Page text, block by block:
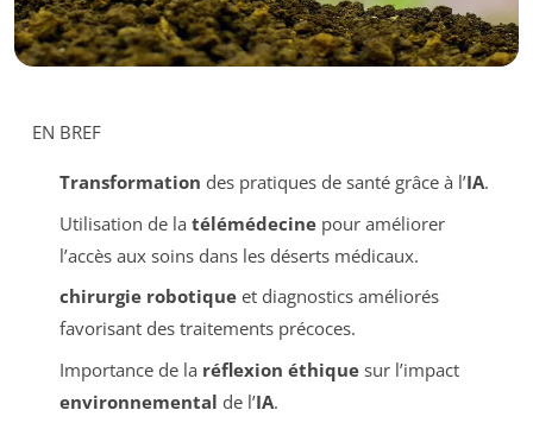
EN BREF
Transformation des pratiques de santé grâce à l’IA.
Utilisation de la télémédecinepour améliorer
l’accès aux soins dans les déserts médicaux.
chirurgie robotiqueet diagnostics améliorés
favorisant des traitements précoces.
Importance de la réflexion éthiquesur l’impact
environnemental de l’IA.